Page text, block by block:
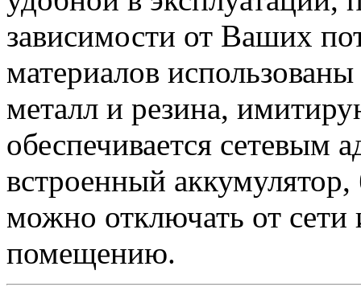
зависимости от Ваших
материалов
металл и резина,
обеспечивается сетевым
встроенный аккумулятор,
можно отключать от
помещению.